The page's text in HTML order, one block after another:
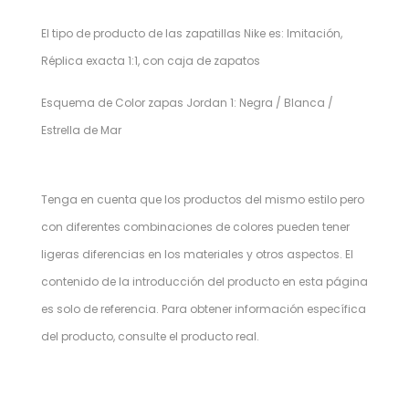
El tipo de producto de las zapatillas Nike es: Imitación,
Réplica exacta 1:1, con caja de zapatos
Esquema de Color zapas Jordan 1: Negra / Blanca /
Estrella de Mar
Tenga en cuenta que los productos del mismo estilo pero
con diferentes combinaciones de colores pueden tener
ligeras diferencias en los materiales y otros aspectos. El
contenido de la introducción del producto en esta página
es solo de referencia. Para obtener información específica
del producto, consulte el producto real.